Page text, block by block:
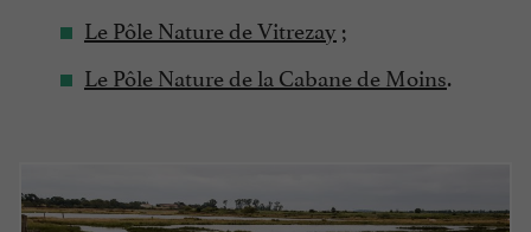
Le Pôle Nature de Vitrezay ;
Le Pôle Nature de la Cabane de Moins.